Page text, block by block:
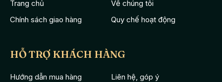
Trang chủ
Về chúng tôi
Chính sách giao hàng
Quy chế hoạt động
HỖ TRỢ KHÁCH HÀNG
Hướng dẫn mua hàng
Liên hệ, góp ý